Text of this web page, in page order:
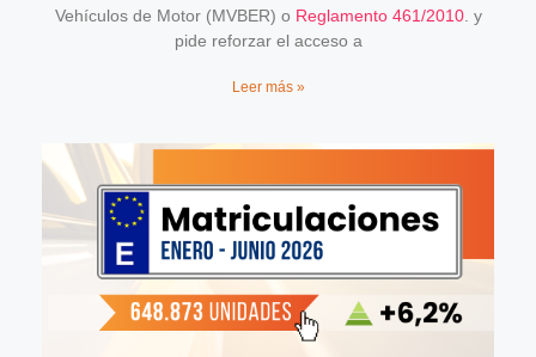
Vehículos de Motor (MVBER) o Reglamento 461/2010. y
pide reforzar el acceso a
Leer más »